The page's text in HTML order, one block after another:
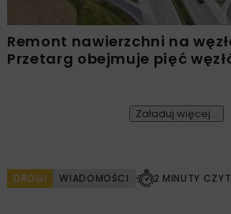
Remont nawierzchni na
Przetarg obejmuje pięć
Załaduj więcej...
DROGI WIADOMOŚCI 2 MINUTY